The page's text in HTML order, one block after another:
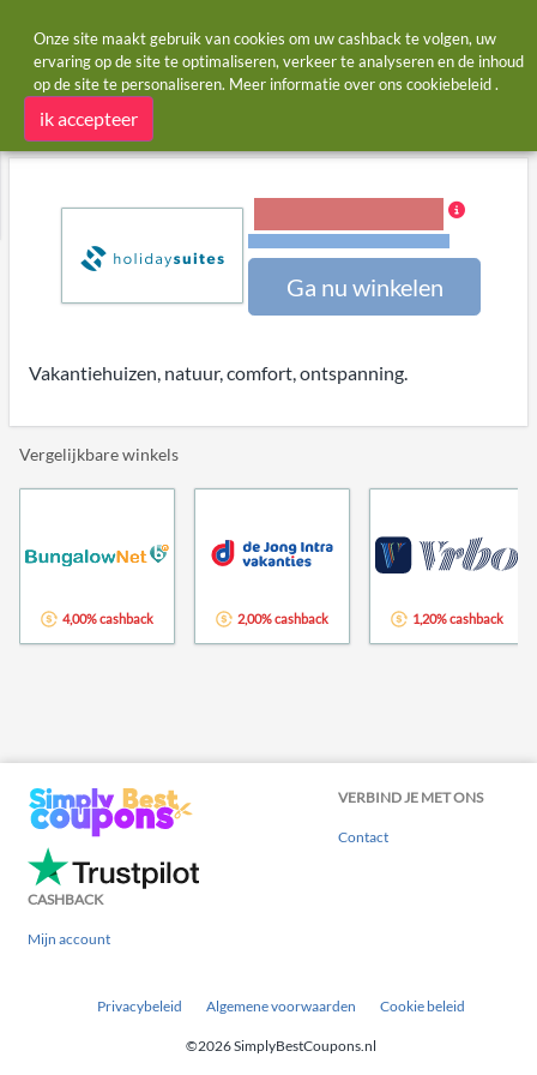
Startpagina Winkels Holidaysuites.nl
Holidaysuites.nl cashback
Ga nu winkelen
Vakantiehuizen, natuur, comfort, ontspanning.
Vergelijkbare winkels
4,00% cashback 2,00% cashback 1,20% cashback
VERBIND JE MET ONS
Contact
CASHBACK
Mijn account
Privacybeleid Algemene voorwaarden Cookie beleid
©2026 SimplyBestCoupons.nl
Onze site maakt gebruik van cookies om uw cashback te volgen, uw
ervaring op de site te optimaliseren, verkeer te analyseren en de inhoud
op de site te personaliseren. Meer informatie over ons cookiebeleid.
ik accepteer